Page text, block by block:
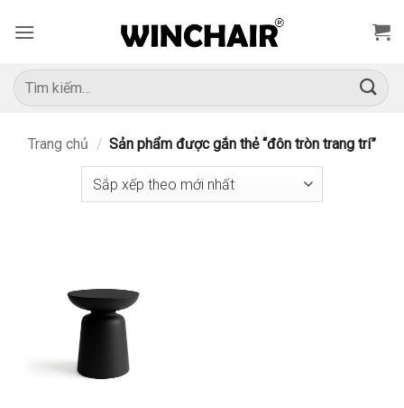
qua
dung
Tìm
kiếm:
Trang chủ / Sản phẩm được gắn thẻ “đôn tròn trang trí”